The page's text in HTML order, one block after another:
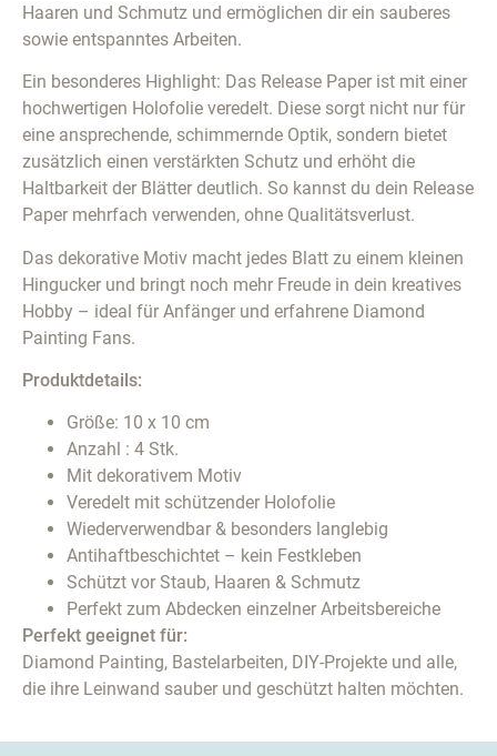
Haaren und Schmutz und ermöglichen dir ein sauberes
sowie entspanntes Arbeiten.
Ein besonderes Highlight: Das Release Paper ist mit einer
hochwertigen Holofolie veredelt. Diese sorgt nicht nur für
eine ansprechende, schimmernde Optik, sondern bietet
zusätzlich einen verstärkten Schutz und erhöht die
Haltbarkeit der Blätter deutlich. So kannst du dein Release
Paper mehrfach verwenden, ohne Qualitätsverlust.
Das dekorative Motiv macht jedes Blatt zu einem kleinen
Hingucker und bringt noch mehr Freude in dein kreatives
Hobby – ideal für Anfänger und erfahrene Diamond
Painting Fans.
Produktdetails:
Größe: 10 x 10 cm
Anzahl : 4 Stk.
Mit dekorativem Motiv
Veredelt mit schützender Holofolie
Wiederverwendbar & besonders langlebig
Antihaftbeschichtet – kein Festkleben
Schützt vor Staub, Haaren & Schmutz
Perfekt zum Abdecken einzelner Arbeitsbereiche
Perfekt geeignet für:
Diamond Painting, Bastelarbeiten, DIY-Projekte und alle,
die ihre Leinwand sauber und geschützt halten möchten.